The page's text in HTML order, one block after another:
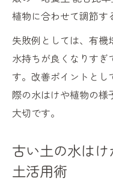
植物に合わせて調節す
失敗例としては、有機
水持ちが良くなりすぎ
す。改善ポイントとし
際の水はけや植物の様
大切です。
古い土の水は
土活用術